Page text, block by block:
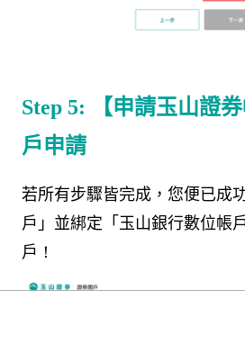
Step 5:
【申請玉山證
戶申請
若所有步驟皆完成，您便已成
戶」並綁定「玉山銀行數位帳
戶 ！